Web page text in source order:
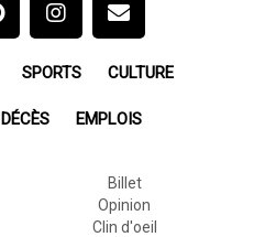
SPORTS CULTURE
DÉCÈS EMPLOIS
Billet
Opinion
Clin d'oeil